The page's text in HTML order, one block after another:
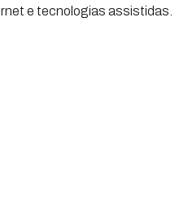
e tecnologias assistidas.